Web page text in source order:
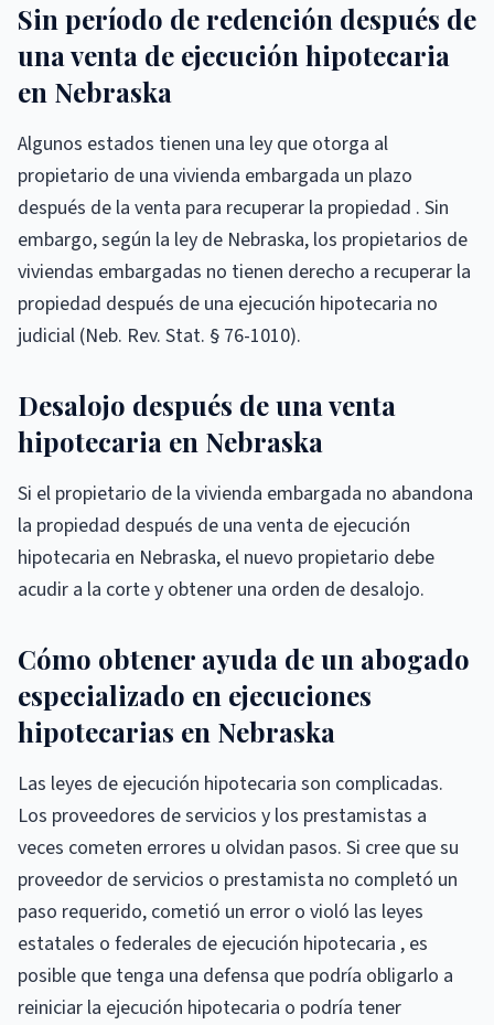
Sin período de redención después de
una venta de ejecución hipotecaria
en Nebraska
Algunos estados tienen una ley que otorga al
propietario de una vivienda embargada un plazo
después de la venta para recuperar la propiedad . Sin
embargo, según la ley de Nebraska, los propietarios de
viviendas embargadas no tienen derecho a recuperar la
propiedad después de una ejecución hipotecaria no
judicial (Neb. Rev. Stat. § 76-1010).
Desalojo después de una venta
hipotecaria en Nebraska
Si el propietario de la vivienda embargada no abandona
la propiedad después de una venta de ejecución
hipotecaria en Nebraska, el nuevo propietario debe
acudir a la corte y obtener una orden de desalojo.
Cómo obtener ayuda de un abogado
especializado en ejecuciones
hipotecarias en Nebraska
Las leyes de ejecución hipotecaria son complicadas.
Los proveedores de servicios y los prestamistas a
veces cometen errores u olvidan pasos. Si cree que su
proveedor de servicios o prestamista no completó un
paso requerido, cometió un error o violó las leyes
estatales o federales de ejecución hipotecaria , es
posible que tenga una defensa que podría obligarlo a
reiniciar la ejecución hipotecaria o podría tener